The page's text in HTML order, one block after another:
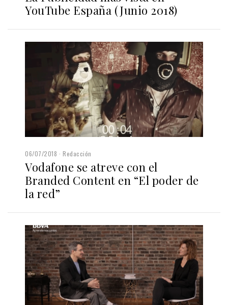
YouTube España (Junio 2018)
06/07/2018 Redacción
Vodafone se atreve con el
Branded Content en “El poder de
la red”